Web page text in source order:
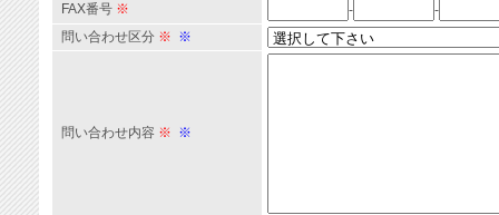
FAX番号 ※ -
-
問い合わせ区分 ※ ※
問い合わせ内容 ※ ※